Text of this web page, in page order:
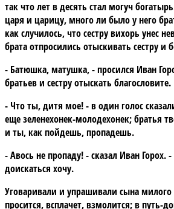
так что лет в десять стал могуч
царя и царицу, много ли было у него
как случилось, что сестру вихорь унес
брата отпросились отыскивать сестру и
- Батюшка, матушка, - просился Иван
братьев и сестру отыскать благословите.
- Что ты, дитя мое! - в один голос
еще зеленехонек-молодехонек; братья
и ты, как пойдешь, пропадешь.
- Авось не пропаду! - сказал Иван Горох.
доискаться хочу.
Уговаривали и упрашивали сына
просится, всплачет, взмолится; в путь-